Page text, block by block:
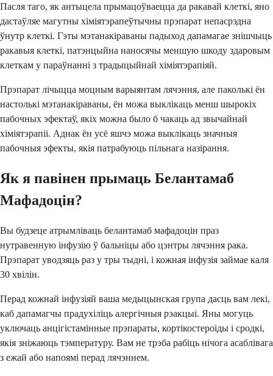
Пасля таго, як антыцела прымацоўваецца да ракавай клеткі, яно
дастаўляе магутны хіміятэрапеўтычны прэпарат непасрэдна
ўнутр клеткі. Гэты мэтанакіраваны падыход дапамагае знішчыць
ракавыя клеткі, патэнцыйна наносячы меншую шкоду здаровым
клеткам у параўнанні з традыцыйнай хіміятэрапіяй.
Прэпарат лічыцца моцным варыянтам лячэння, але паколькі ён
настолькі мэтанакіраваны, ён можа выклікаць менш шырокіх
пабочных эфектаў, якіх можна было б чакаць ад звычайнай
хіміятэрапіі. Аднак ён усё яшчэ можа выклікаць значныя
пабочныя эфекты, якія патрабуюць пільнага назірання.
Як я павінен прымаць Белантамаб
Мафадоцін?
Вы будзеце атрымліваць белантамаб мафадоцін праз
нутравенную інфузію ў бальніцы або цэнтры лячэння рака.
Прэпарат уводзяць раз у тры тыдні, і кожная інфузія займае каля
30 хвілін.
Перад кожнай інфузіяй ваша медыцынская група дасць вам лекі,
каб дапамагчы прадухіліць алергічныя рэакцыі. Яны могуць
уключаць анцігістамінные прэпараты, кортікостероіды і сродкі,
якія зніжаюць тэмпературу. Вам не трэба рабіць нічога асаблівага
з ежай або напоямі перад лячэннем.